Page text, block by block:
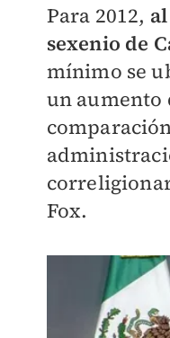
Para 2012,
sexenio de
mínimo se
un aumento
Fox.